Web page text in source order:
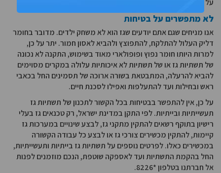
על הפרויקט.
לא מתפשרים על בטיחות
אנו מניחים שגם אתם יודעים שגז הוא לא משחק ילדים. מדובר בחומר
דליק העלול להתלקח, להתפוצץ ולהביא לאסון חמור. יתר על כן,
למרות היותו חומר נפוץ ופופולארי מאוד בשימוש, התקנה לא נכונה
של תשתיות גז או של תשתיות לא איכותיות עלולה במקרים מסוימים
להביא להרעלה, המתבטאת בשורה ארוכה של תסמינים החל בכאבי
ראש ובחילות ועד להתעלפות ואפילו לסכנת חיים.
על כן, אין להתפשר בבטיחות בכל הקשור לתכנון של תשתיות גז
תעשייתיות ובייתיות. לפי התקן במדינת ישראל, רק טכנאים גז בעלי
רישיון בתוקף רשאים להתקין מתקני גז, לבצע שינויים במערכות גז
קיימות, להתקין מכשירים צורכי גז או לבצע כל עבודה הקשורה
במכשירים כאלו. לפרטים נוספים על תשתיות גז בייתיות ותעשייתיות,
החל בהקמת התשתיות ועד לאספקה שוטפת, הנכם מוזמנים לפנות
אל חברתנו בטלפון *8226.